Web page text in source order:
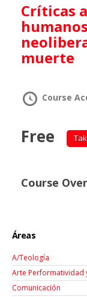
Críticas al discurso de derechos
muerte
Course
Free
Course
Áreas
A/Teología
Arte Performatividad
Comunicación